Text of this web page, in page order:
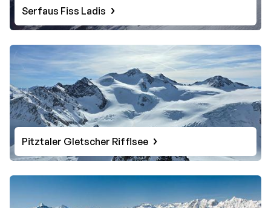
Serfaus Fiss Ladis
Pitztaler Gletscher Rifflsee